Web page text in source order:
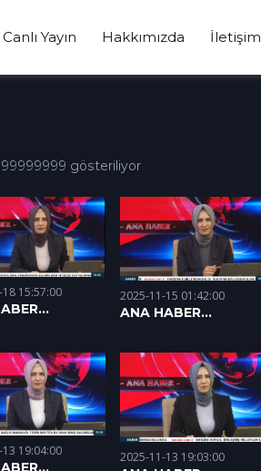
Canlı Yayın Hakkımızda İletişim
gösteriliyor
15:57:00 2025-11-15 01:42:00
ANA HABER
19:04:00 2025-11-13 19:03:00